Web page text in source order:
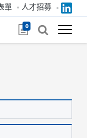
0
單 人才招募